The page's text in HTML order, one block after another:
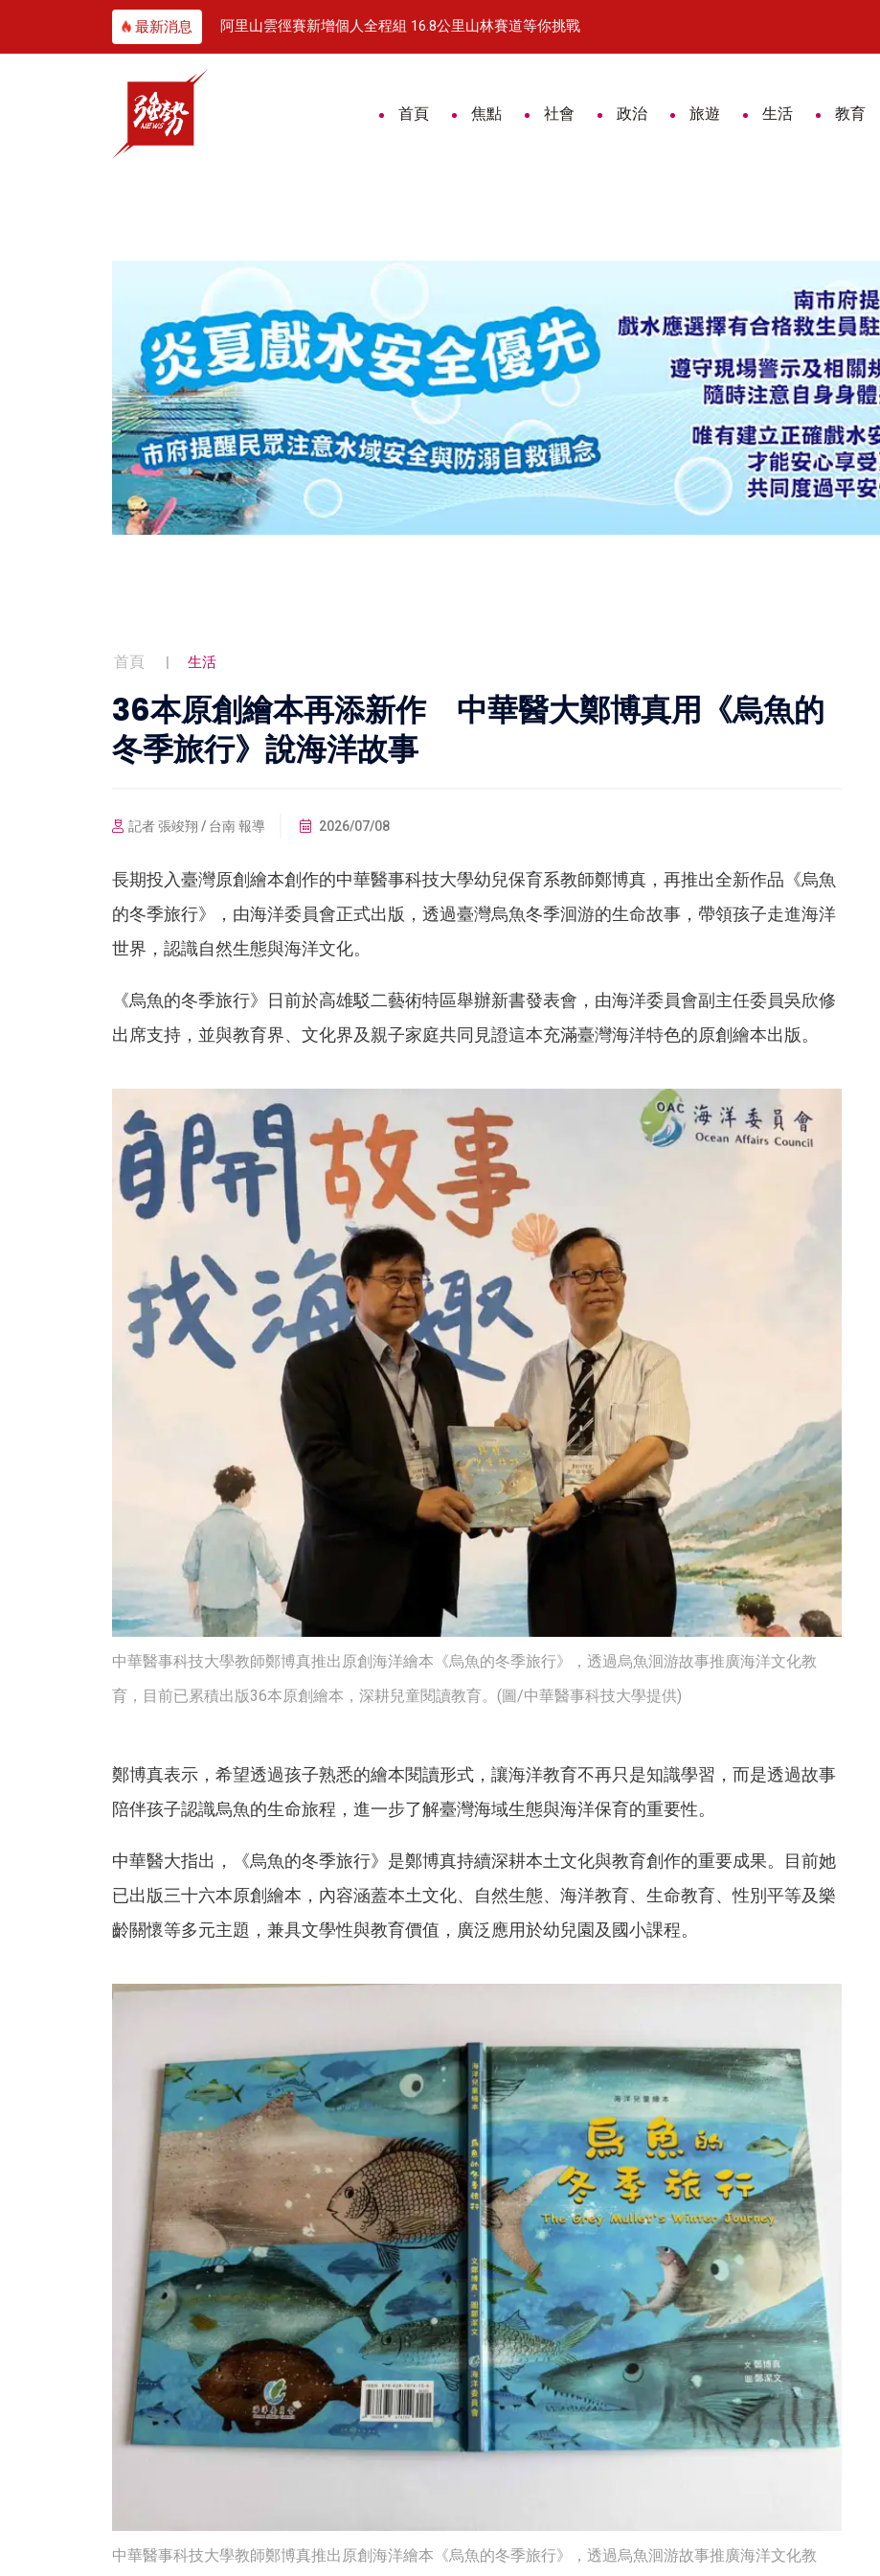
最新消息
阿里山雲徑賽新增個人全程組 16.8公里山林賽道等你挑戰 挺台灣、吃好魚！ 台南虱目魚攜手中華職棒掀全民吃魚潮
首頁 焦點 社會 政治 旅遊 生活 教育
首頁 生活
36本原創繪本再添新作 中華醫大鄭博真用《烏魚的
冬季旅行》說海洋故事
記者 張竣翔 / 台南 報導 2026/07/08
長期投入臺灣原創繪本創作的中華醫事科技大學幼兒保育系教師鄭博真，再推出全新作品《烏魚
的冬季旅行》，由海洋委員會正式出版，透過臺灣烏魚冬季洄游的生命故事，帶領孩子走進海洋
世界，認識自然生態與海洋文化。
《烏魚的冬季旅行》日前於高雄駁二藝術特區舉辦新書發表會，由海洋委員會副主任委員吳欣修
出席支持，並與教育界、文化界及親子家庭共同見證這本充滿臺灣海洋特色的原創繪本出版。
中華醫事科技大學教師鄭博真推出原創海洋繪本《烏魚的冬季旅行》，透過烏魚洄游故事推廣海洋文化教
育，目前已累積出版36本原創繪本，深耕兒童閱讀教育。(圖/中華醫事科技大學提供)
鄭博真表示，希望透過孩子熟悉的繪本閱讀形式，讓海洋教育不再只是知識學習，而是透過故事
陪伴孩子認識烏魚的生命旅程，進一步了解臺灣海域生態與海洋保育的重要性。
中華醫大指出，《烏魚的冬季旅行》是鄭博真持續深耕本土文化與教育創作的重要成果。目前她
已出版三十六本原創繪本，內容涵蓋本土文化、自然生態、海洋教育、生命教育、性別平等及樂
齡關懷等多元主題，兼具文學性與教育價值，廣泛應用於幼兒園及國小課程。
中華醫事科技大學教師鄭博真推出原創海洋繪本《烏魚的冬季旅行》，透過烏魚洄游故事推廣海洋文化教